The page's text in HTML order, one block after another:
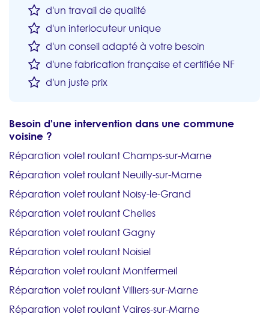
d'un travail de qualité
d'un interlocuteur unique
d'un conseil adapté à votre besoin
d'une fabrication française et certifiée NF
d'un juste prix
Besoin d'une intervention dans une commune
voisine ?
Réparation volet roulant Champs-sur-Marne
Réparation volet roulant Neuilly-sur-Marne
Réparation volet roulant Noisy-le-Grand
Réparation volet roulant Chelles
Réparation volet roulant Gagny
Réparation volet roulant Noisiel
Réparation volet roulant Montfermeil
Réparation volet roulant Villiers-sur-Marne
Réparation volet roulant Vaires-sur-Marne